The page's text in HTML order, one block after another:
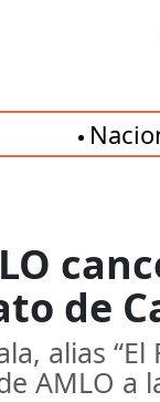
de
alias
AMLO a